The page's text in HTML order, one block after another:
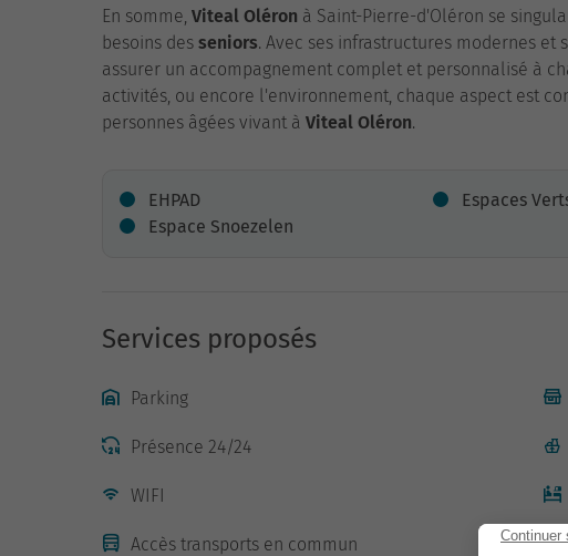
En somme, Viteal Oléron à Saint-Pierre-d'Oléron se
besoins des seniors. Avec ses infrastructures modernes
assurer un accompagnement complet et personnalisé à
activités, ou encore l'environnement, chaque aspect est
personnes âgées vivant à Viteal Oléron.
EHPAD
Espaces
Espace Snoezelen
Services proposés
Parking
Présence 24/24
WIFI
Accès transports en commun